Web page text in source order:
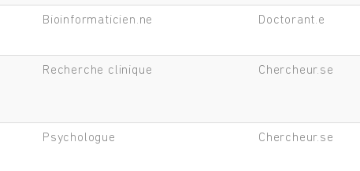
Bioinformaticien.ne
Doctorant.e
Recherche clinique
Chercheur.se
Psychologue
Chercheur.se